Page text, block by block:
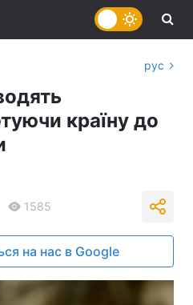
рус
країну до
1585
на нас в Google